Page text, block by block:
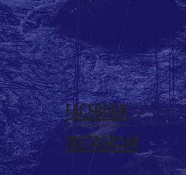
FACEBOOK
INSTAGRAM